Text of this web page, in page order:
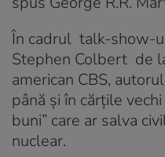
În cadrul talk-show-
Stephen Colbert de
american CBS,
până și în cărțile
buni” care ar salva
nuclear.